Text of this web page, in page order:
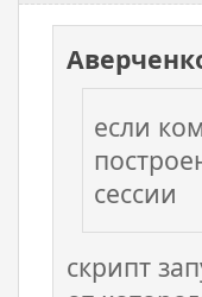
если
сессии
скрипт